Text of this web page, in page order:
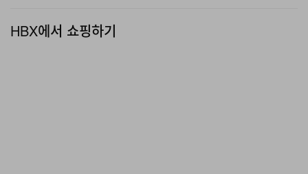
HBX에서 쇼핑하기